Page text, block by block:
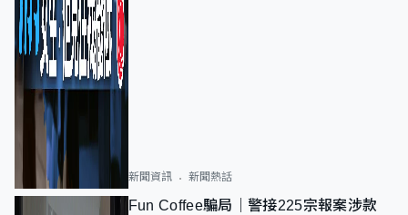
新聞資訊 新聞熱話
Fun Coffee騙局｜警接225宗報案涉款